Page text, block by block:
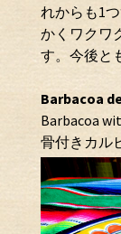
れからも1
かくワクワ
す。今後と
Barbacoa
Barbacoa
骨付きカル